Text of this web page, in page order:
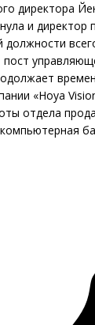
директора
и директор
«Hoya
отдела